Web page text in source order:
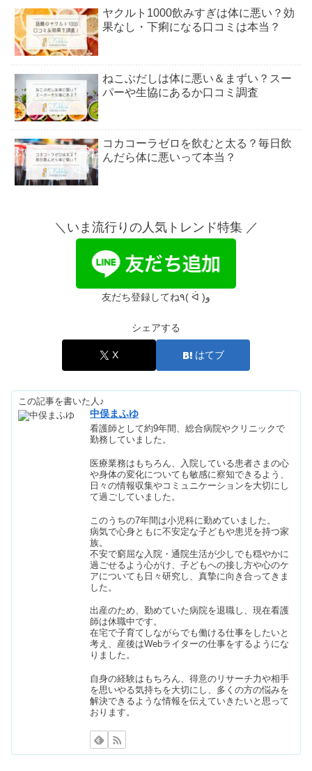
ヤクルト1000飲みすぎは体に悪い？効
果なし・下痢になる口コミは本当？
ねこぶだしは体に悪い＆まずい？スー
パーや生協にあるか口コミ調査
コカコーラゼロを飲むと太る？毎日飲
んだら体に悪いって本当？
しない&食べ過ぎるとどうなる？
パンの消費・賞味期限｜冷凍はいつま
で？カビを食べてしまった対処法も
クリスタルガイザーは体に悪い&やば
いの？販売終了・白キャップまずい？
黒ゴマ食べ続けた結果！体に悪い？効
果・栄養&白ゴマの違い
魚肉ソーセージは健康に悪い？食べ続
けると太るの？賞味期限も
キンミヤ焼酎・甲類焼酎は体に悪い&
まずい？飲み方・割り方も
食べ方の口コミ｜残留農薬が危険？
ャノーラNG？体にいい油とは
こんにゃくゼリー（蒟蒻畑）の食べ過
ぎは危険！太るや便秘＆下痢で体に悪
い？
＼いま流行りの人気トレンド特集 ／
友だち登録してね٩( ᐛ )و
シェアする
X はてブ
この記事を書いた人♪
中俣まふゆ
看護師として約9年間、総合病院やクリニックで
勤務していました。
医療業務はもちろん、入院している患者さまの心
や身体の変化についても敏感に察知できるよう、
日々の情報収集やコミュニケーションを大切にし
て過ごしていました。
このうちの7年間は小児科に勤めていました。
病気で心身ともに不安定な子どもや患児を持つ家
族。
不安で窮屈な入院・通院生活が少しでも穏やかに
過ごせるよう心がけ、子どもへの接し方や心のケ
アについても日々研究し、真摯に向き合ってきま
した。
出産のため、勤めていた病院を退職し、現在看護
師は休職中です。
在宅で子育てしながらでも働ける仕事をしたいと
考え、産後はWebライターの仕事をするようにな
りました。
自身の経験はもちろん、得意のリサーチ力や相手
を思いやる気持ちを大切にし、多くの方の悩みを
解決できるような情報を伝えていきたいと思って
おります。